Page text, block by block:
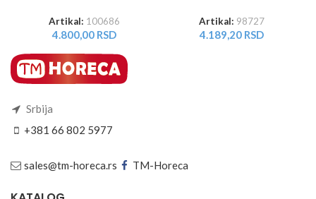
Artikal: 100686
4.800,00 RSD
Artikal: 98727
4.189,20 RSD
Srbija
+381 66 802 5977
sales@tm-horeca.rs TM-Horeca